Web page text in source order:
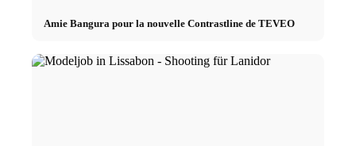
Amie Bangura pour la nouvelle Contrastline de TEVEO